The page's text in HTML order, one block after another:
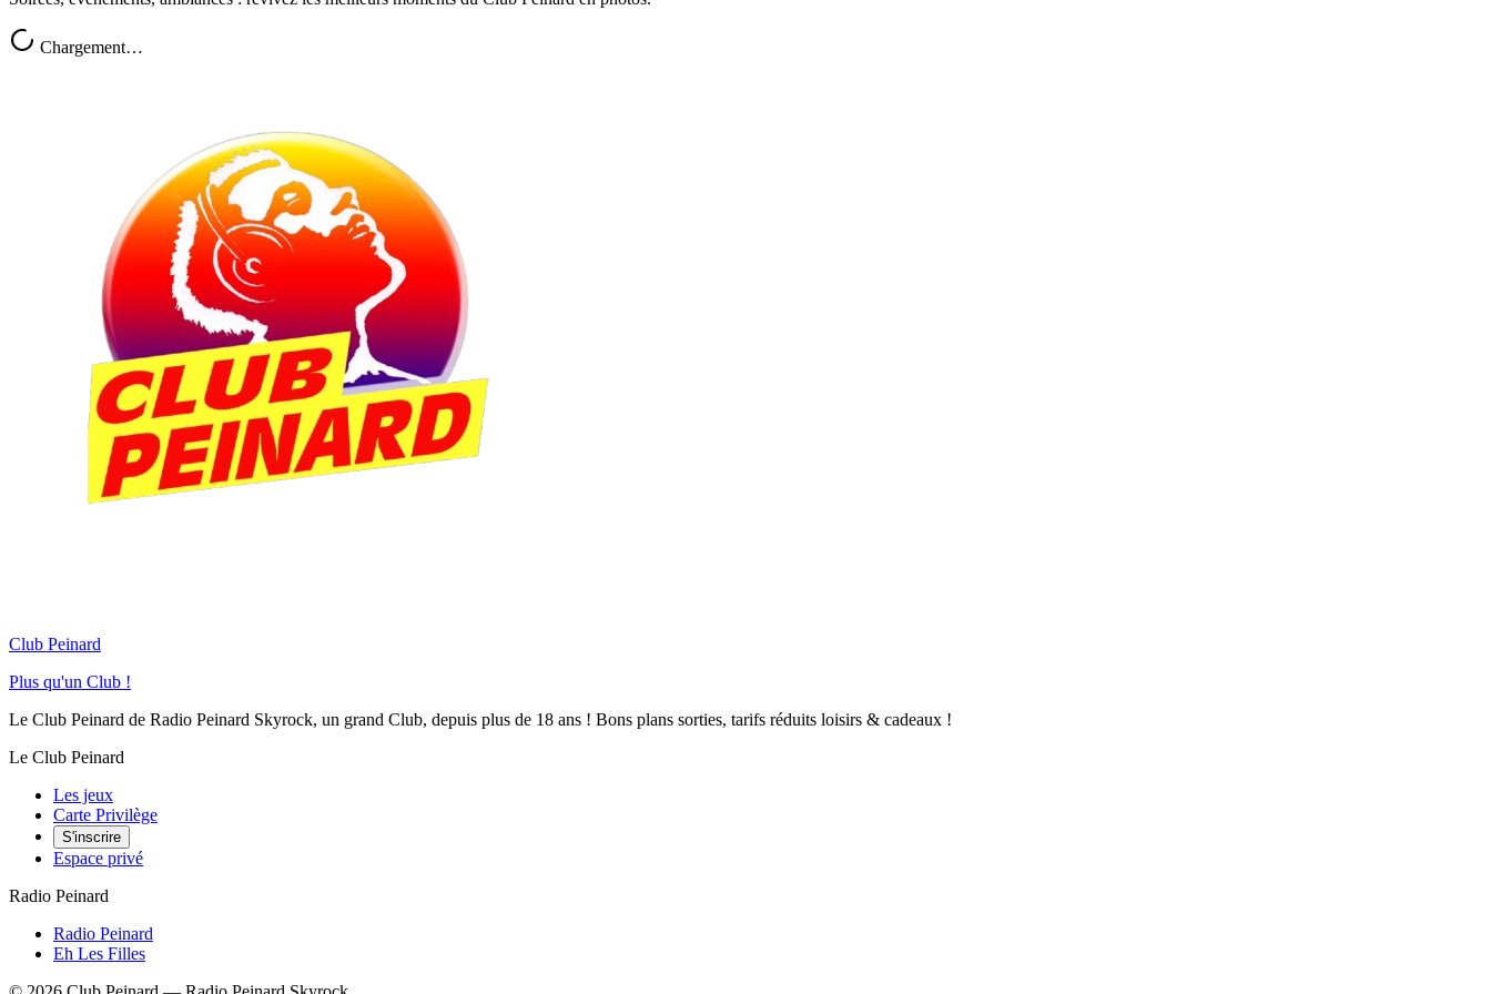
Chargement…
Club Peinard
Plus qu'un Club !
Le Club Peinard de Radio Peinard Skyrock, un grand Club, depuis plus de 18 ans ! Bons plans sorties, tarifs réduits loisirs & cadeaux !
Le Club Peinard
Les jeux
Carte Privilège
S'inscrire
Espace privé
Radio Peinard
Radio Peinard
Eh Les Filles